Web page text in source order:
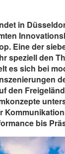
in
Eine der
speziell den
es sich bei
den
bis